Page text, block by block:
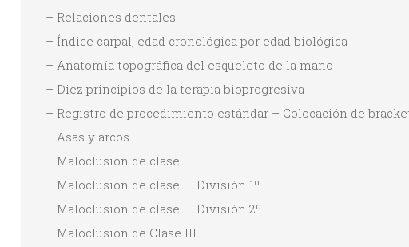
– Relaciones dentales
– Índice carpal, edad cronológica por edad biológica
– Anatomía topográfica del esqueleto de la mano
– Diez principios de la terapia bioprogresiva
– Registro de procedimiento estándar – Colocación de
– Asas y arcos
– Maloclusión de clase I
– Maloclusión de clase II. División 1º
– Maloclusión de clase II. División 2º
– Maloclusión de Clase III